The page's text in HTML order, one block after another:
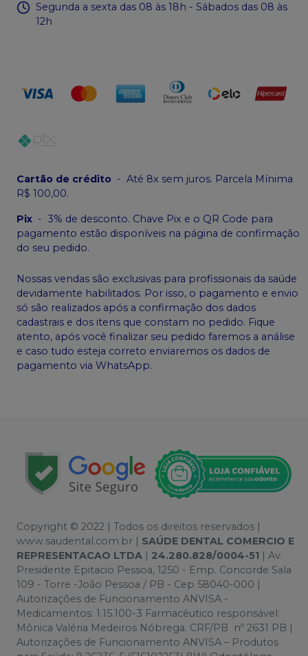
Segunda a sexta das 08 às 18h - Sábados das 08 às
12h
Cartão de crédito - Até 8x sem juros. Parcela Mínima
R$ 100,00.
Pix - 3% de desconto. Chave Pix e o QR Code para
pagamento estão disponíveis na página de confirmação
do seu pedido.
Nossas vendas são exclusivas para profissionais da saúde
devidamente habilitados. Por isso, o pagamento e envio
só são realizados após a confirmação dos dados
cadastrais e dos itens que constam no pedido. Fique
atento, após você finalizar seu pedido faremos a análise
e caso tudo esteja correto enviaremos os dados de
pagamento via WhatsApp.
Copyright © 2022 | Todos os direitos reservados |
www.saudental.com.br | SAÚDE DENTAL COMERCIO E
REPRESENTACAO LTDA
24.280.828/0004-51 | Av.
Presidente Epitacio Pessoa, 1250 - Emp. Concorde Sala
109 - Torre -João Pessoa / PB - Cep 58040-000 |
Autorizações de Funcionamento ANVISA -
Medicamentos: 1.15.100-3 Farmacêutico responsável:
Mônica Valéria Medeiros Nóbrega. CRF/PB nº 2631 PB |
Autorizações de Funcionamento ANVISA – Produtos